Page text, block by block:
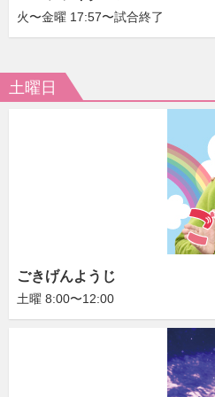
火〜金曜 17:57〜試合終了
土曜日
ごきげんようじ
土曜 8:00〜12:00